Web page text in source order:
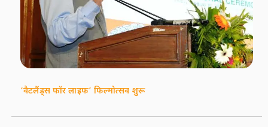
‘वैटलैंड्स फॉर लाइफ’ फिल्मोत्सव शुरू